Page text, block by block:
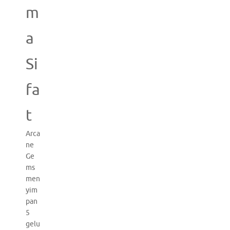
m
a
Si
fa
t
Arca
ne
Ge
ms
men
yim
pan
5
gelu